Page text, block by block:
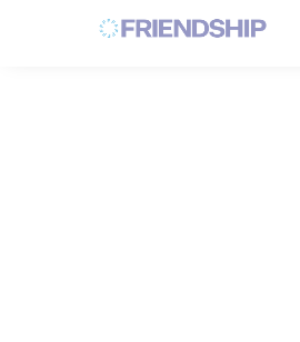
Cookies management panel